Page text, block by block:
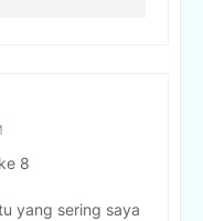
8
yang sering saya